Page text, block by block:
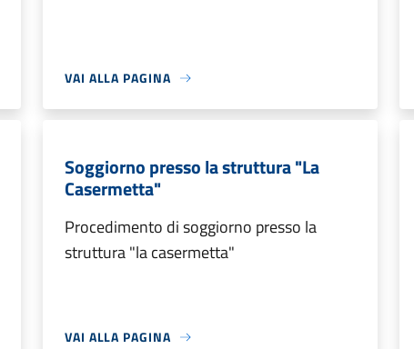
VAI ALLA PAGINA
Soggiorno presso la struttura "La
Casermetta"
Procedimento di soggiorno presso la
struttura "la casermetta"
VAI ALLA PAGINA